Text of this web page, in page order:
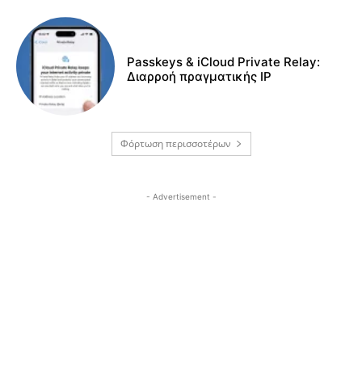
Passkeys & iCloud Private Relay:
Διαρροή πραγματικής IP
Φόρτωση περισσοτέρων
- Advertisement -